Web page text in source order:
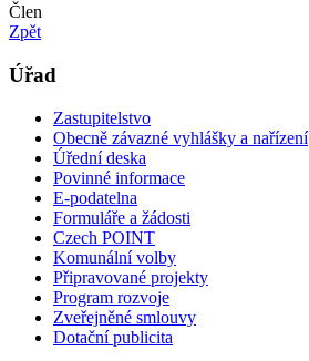
Člen
Zpět
Úřad
Zastupitelstvo
Obecně závazné vyhlášky a nařízení
Úřední deska
Povinné informace
E-podatelna
Formuláře a žádosti
Czech POINT
Komunální volby
Připravované projekty
Program rozvoje
Zveřejněné smlouvy
Dotační publicita